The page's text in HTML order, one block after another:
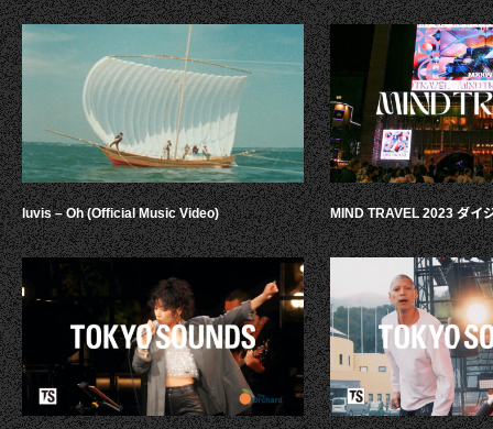
luvis – Oh (Official Music Video) MIND TRAVEL 2023 ダイ